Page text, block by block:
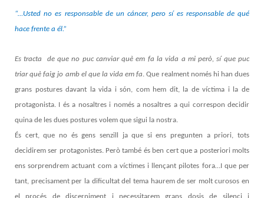
“…Usted no es responsable de un cáncer, pero sí es responsable de qué
hace frente a él.”
Es tracta de que no puc canviar què em fa la vida a mi però, sí que puc
triar què faig jo amb el que la vida em fa. Que realment només hi han dues
grans postures davant la vida i són, com hem dit, la de víctima i la de
protagonista. I és a nosaltres i només a nosaltres a qui correspon decidir
quina de les dues postures volem que sigui la nostra.
És cert, que no és gens senzill ja que si ens pregunten a priori, tots
decidirem ser protagonistes. Però també és ben cert que a posteriori molts
ens sorprendrem actuant com a víctimes i llençant pilotes fora…I que per
tant, precisament per la dificultat del tema haurem de ser molt curosos en